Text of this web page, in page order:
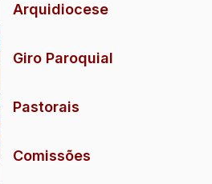
Arquidiocese
Giro Paroquial
Pastorais
Comissões